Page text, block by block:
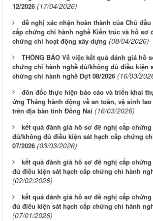
12/2026 (17/04/2026)
đề nghị xác nhận hoàn thành của Chủ
cấp chứng chỉ hành nghề Kiến trúc và hồ sơ
chứng chỉ hoạt động xây dựng (08/04/2026)
THÔNG BÁO Về việc kết quả đánh giá hồ
chứng chỉ hành nghề đủ/không đủ điều kiện
chứng chỉ hành nghề Đợt 08/2026 (16/03/
đôn đốc thực hiện báo cáo và triển khai
ứng Tháng hành động về an toàn, vệ sinh
trên địa bàn tỉnh Đồng Nai (16/03/2026)
kết quả đánh giá hồ sơ đề nghị cấp
đủ/không đủ điều kiện sát hạch cấp chứng
07/2026 (03/03/2026)
kết quả đánh giá hồ sơ đề nghị cấp
đủ điều kiện sát hạch cấp chứng chỉ hành
(02/02/2026)
kết quả đánh giá hồ sơ đề nghị cấp
đủ điều kiện sát hạch cấp chứng chỉ hành
(07/01/2026)